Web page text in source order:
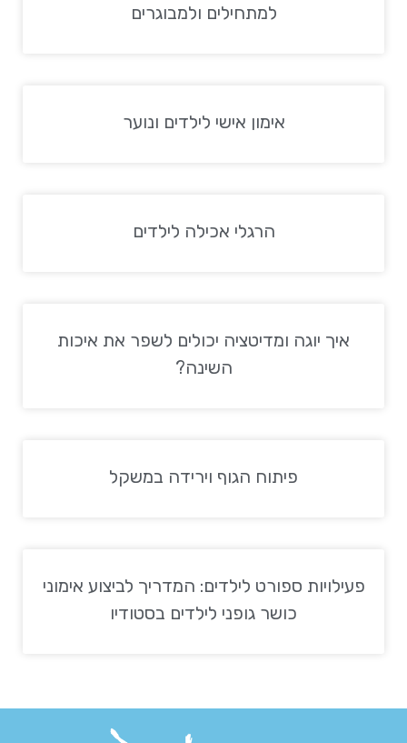
למתחילים ולמבוגרים
אימון אישי לילדים ונוער
הרגלי אכילה לילדים
איך יוגה ומדיטציה יכולים לשפר את איכות
השינה?
פיתוח הגוף וירידה במשקל
פעילויות ספורט לילדים: המדריך לביצוע אימוני
כושר גופני לילדים בסטודיו